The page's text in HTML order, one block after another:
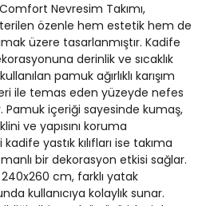
Nevresim Takımı,
özenle hem estetik hem de
üzere tasarlanmıştır. Kadife
derinlik ve sıcaklık
pamuk ağırlıklı karışım
ile temas eden yüzeyde nefes
içeriği sayesinde kumaş,
ve yapısını koruma
yastık kılıfları ise takıma
bir dekorasyon etkisi sağlar.
cm, farklı yatak
kullanıcıya kolaylık sunar.